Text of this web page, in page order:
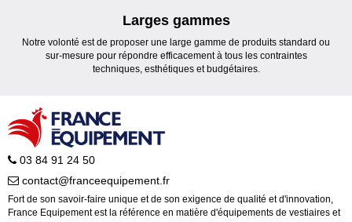
Larges gammes
Notre volonté est de proposer une large gamme de produits standard ou
sur-mesure pour répondre efficacement à tous les contraintes
techniques, esthétiques et budgétaires.
03 84 91 24 50
contact@franceequipement.fr
Fort de son savoir-faire unique et de son exigence de qualité et d'innovation,
France Equipement est la référence en matière d'équipements de vestiaires et